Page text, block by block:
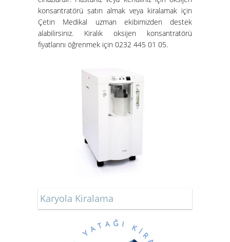
konsantratörü satın almak veya kiralamak için
Çetin Medikal uzman ekibimizden destek
alabilirsiniz. Kiralık oksijen konsantratörü
fiyatlarını öğrenmek için 0232 445 01 05.
Karyola Kiralama